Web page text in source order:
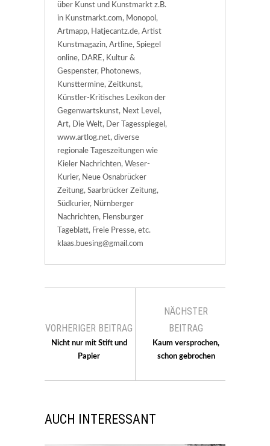
über Kunst und Kunstmarkt z.B.
in Kunstmarkt.com, Monopol,
Artmapp, Hatjecantz.de, Artist
Kunstmagazin, Artline, Spiegel
online, DARE, Kultur &
Gespenster, Photonews,
Kunsttermine, Zeitkunst,
Künstler-Kritisches Lexikon der
Gegenwartskunst, Next Level,
Art, Die Welt, Der Tagesspiegel,
www.artlog.net, diverse
regionale Tageszeitungen wie
Kieler Nachrichten, Weser-
Kurier, Neue Osnabrücker
Zeitung, Saarbrücker Zeitung,
Südkurier, Nürnberger
Nachrichten, Flensburger
Tageblatt, Freie Presse, etc.
klaas.buesing@gmail.com
VORHERIGER BEITRAG
Nicht nur mit Stift und
Papier
NÄCHSTER
BEITRAG
Kaum versprochen,
schon gebrochen
AUCH INTERESSANT